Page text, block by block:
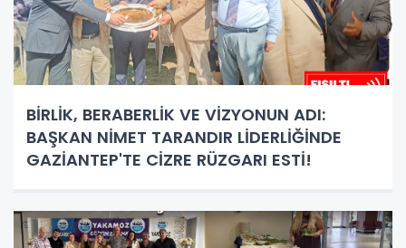
BİRLİK, BERABERLİK VE VİZYONUN ADI:
BAŞKAN NİMET TARANDIR LİDERLİĞİNDE
GAZİANTEP'TE CİZRE RÜZGARI ESTİ!